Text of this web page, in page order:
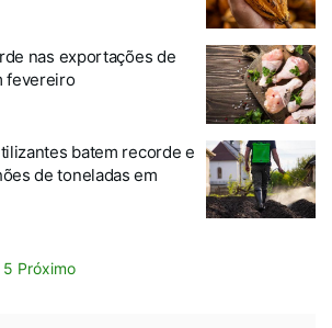
nas exportações de
fevereiro
batem recorde e
de toneladas em
5 Próximo